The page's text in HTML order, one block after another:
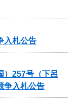
入札公告
257号（下呂
争入札公告